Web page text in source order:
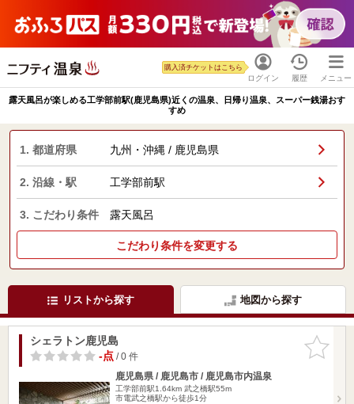
ログイン
購入済チケットはこちら
履歴 メニュー
露天風呂が楽しめる工学部前駅(鹿児島県)近くの温泉、日帰り温泉、スーパー銭湯おす
すめ
1. 都道府県 九州・沖縄 / 鹿児島県
2. 沿線・駅 工学部前駅
3. こだわり条件 露天風呂
こだわり条件を変更する
リストから探す 地図から探す
お気に入
りに追加
シェラトン鹿児島
-点/ 0 件
鹿児島県 / 鹿児島市 / 鹿児島市内温泉
工学部前駅1.64km 武之橋駅55m
市電武之橋駅から徒歩1分